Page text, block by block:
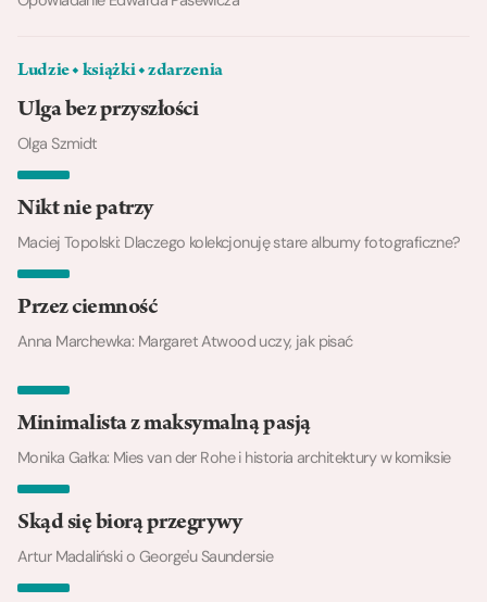
Ludzie ◆ książki ◆ zdarzenia
Ulga bez przyszłości
Olga Szmidt
Nikt nie patrzy
Maciej Topolski: Dlaczego kolekcjonuję stare albumy fotograficzne?
Przez ciemność
Anna Marchewka: Margaret Atwood uczy, jak pisać
Minimalista z maksymalną pasją
Monika Gałka: Mies van der Rohe i historia architektury w komiksie
Skąd się biorą przegrywy
Artur Madaliński o George'u Saundersie